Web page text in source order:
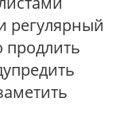
регулярный
продлить